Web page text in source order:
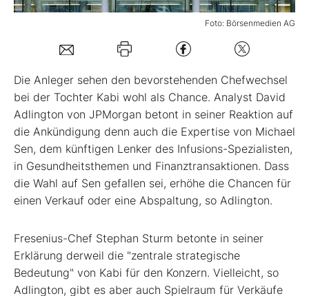
Kontakt
Foto: Börsenmedien AG
Die Anleger sehen den bevorstehenden Chefwechsel
bei der Tochter Kabi wohl als Chance. Analyst David
Adlington von JPMorgan betont in seiner Reaktion auf
die Ankündigung denn auch die Expertise von Michael
Sen, dem künftigen Lenker des Infusions-Spezialisten,
in Gesundheitsthemen und Finanztransaktionen. Dass
die Wahl auf Sen gefallen sei, erhöhe die Chancen für
einen Verkauf oder eine Abspaltung, so Adlington.
Fresenius-Chef Stephan Sturm betonte in seiner
Erklärung derweil die "zentrale strategische
Bedeutung" von Kabi für den Konzern. Vielleicht, so
Adlington, gibt es aber auch Spielraum für Verkäufe